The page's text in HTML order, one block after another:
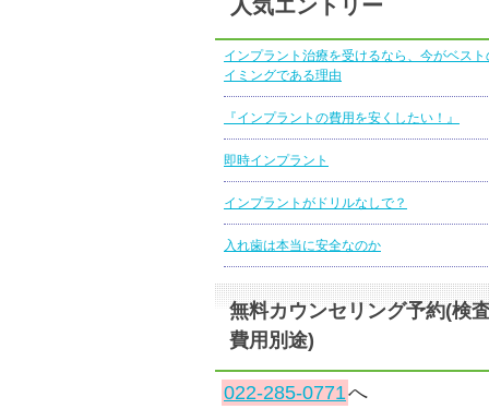
人気エントリー
インプラント治療を受けるなら、今がベスト
イミングである理由
『インプラントの費用を安くしたい！』
即時インプラント
インプラントがドリルなしで？
入れ歯は本当に安全なのか
無料カウンセリング予約(検
費用別途)
022-285-0771へ